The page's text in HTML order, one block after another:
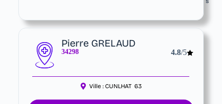
Pierre GRELAUD
34298 4.8/5
Ville :CUNLHAT 63